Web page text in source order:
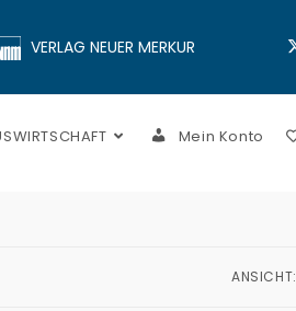
VERLAG NEUER MERKUR
Mein Konto
ANSICHT: